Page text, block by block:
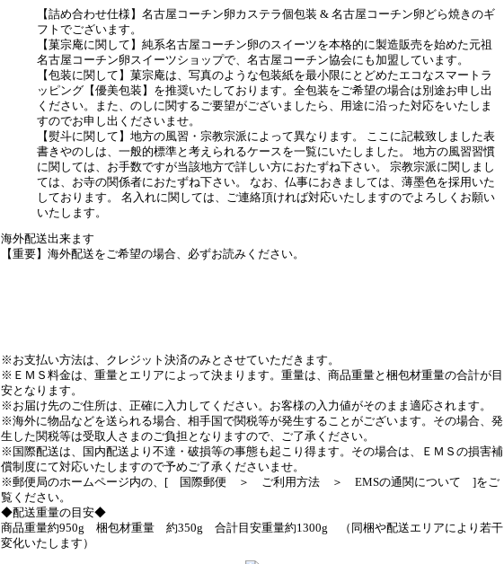
【詰め合わせ仕様】名古屋コーチン卵カステラ個包装 & 名古屋コーチン卵どら焼きのギ
フトでございます。
【菓宗庵に関して】純系名古屋コーチン卵のスイーツを本格的に製造販売を始めた元祖
名古屋コーチン卵スイーツショップで、名古屋コーチン協会にも加盟しています。
【包装に関して】菓宗庵は、写真のような包装紙を最小限にとどめたエコなスマートラ
ッピング【優美包装】を推奨いたしております。全包装をご希望の場合は別途お申し出
ください。また、のしに関するご要望がございましたら、用途に沿った対応をいたしま
すのでお申し出くださいませ。
【熨斗に関して】地方の風習・宗教宗派によって異なります。 ここに記載致しました表
書きやのしは、一般的標準と考えられるケースを一覧にいたしました。 地方の風習習慣
に関しては、お手数ですが当該地方で詳しい方におたずね下さい。 宗教宗派に関しまし
ては、お寺の関係者におたずね下さい。 なお、仏事におきましては、薄墨色を採用いた
しております。 名入れに関しては、ご連絡頂ければ対応いたしますのでよろしくお願い
いたします。
海外配送出来ます
【重要】海外配送をご希望の場合、必ずお読みください。
※お支払い方法は、クレジット決済のみとさせていただきます。
※ＥＭＳ料金は、重量とエリアによって決まります。重量は、商品重量と梱包材重量の合計が目
安となります。
※お届け先のご住所は、正確に入力してください。お客様の入力値がそのまま適応されます。
※海外に物品などを送られる場合、相手国で関税等が発生することがございます。その場合、発
生した関税等は受取人さまのご負担となりますので、ご了承ください。
※国際配送は、国内配送より不達・破損等の事態も起こり得ます。その場合は、ＥＭＳの損害補
償制度にて対応いたしますので予めご了承くださいませ。
※郵便局のホームページ内の、[ 国際郵便 ＞ ご利用方法 ＞ EMSの通関について ]をご
覧ください。
◆配送重量の目安◆
商品重量約950g 梱包材重量 約350g 合計目安重量約1300g （同梱や配送エリアにより若干
変化いたします）